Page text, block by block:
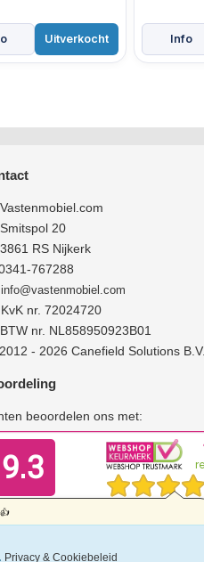
Vastenmobiel.com
Smitspol 20
3861 RS Nijkerk
767288
info@vastenmobiel.com
KvK nr. 72024720
BTW nr. NL858950923B01
2012 - 2026 Canefield Solutions B.V.
beoordelen ons met:
Privacy & Cookiebeleid